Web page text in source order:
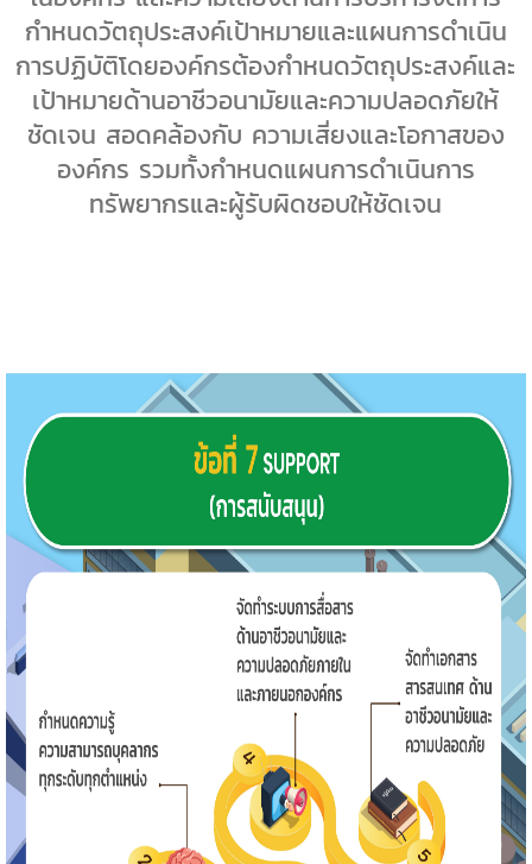
กำหนดวัตถุประสงค์เป้าหมายและแผนการดำเนิน
การปฏิบัติโดยองค์กรต้องกำหนดวัตถุประสงค์และ
เป้าหมายด้านอาชีวอนามัยและความปลอดภัยให้
ชัดเจน สอดคล้องกับ ความเสี่ยงและโอกาสของ
องค์กร รวมทั้งกำหนดแผนการดำเนินการ
ทรัพยากรและผู้รับผิดชอบให้ชัดเจน